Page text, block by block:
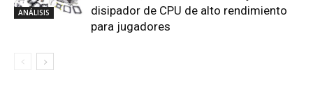
ANÁLISIS
disipador de CPU de alto rendimiento
para jugadores